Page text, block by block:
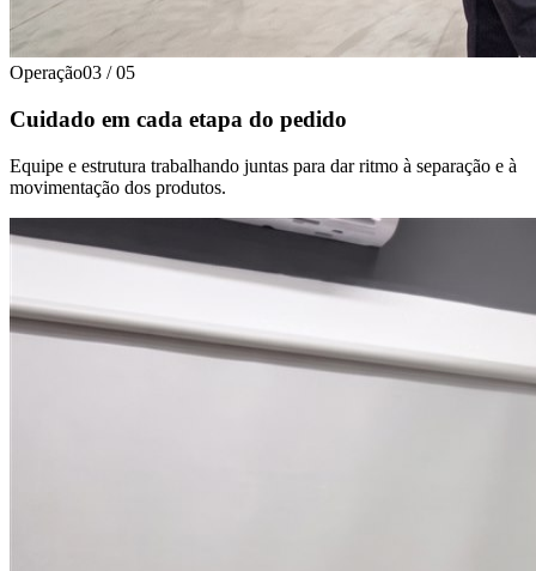
Operação03 / 05
Cuidado em cada etapa do pedido
Equipe e estrutura trabalhando juntas para dar ritmo à separação e à
movimentação dos produtos.